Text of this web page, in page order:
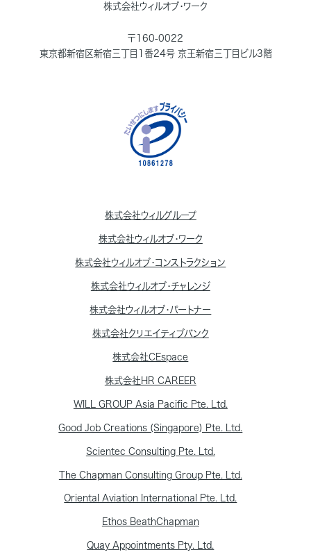
株式会社ウィルオブ・ワーク
〒160-0022
東京都新宿区新宿三丁目1番24号 京王新宿三丁目ビル3階
株式会社ウィルグループ
株式会社ウィルオブ・ワーク
株式会社ウィルオブ・コンストラクション
株式会社ウィルオブ・チャレンジ
株式会社ウィルオブ・パートナー
株式会社クリエイティブバンク
株式会社CEspace
株式会社HR CAREER
WILL GROUP Asia Pacific Pte. Ltd.
Good Job Creations (Singapore) Pte. Ltd.
Scientec Consulting Pte. Ltd.
The Chapman Consulting Group Pte. Ltd.
Oriental Aviation International Pte. Ltd.
Ethos BeathChapman
Quay Appointments Pty. Ltd.